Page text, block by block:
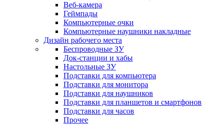
Веб-камера
Геймпады
Компьютерные очки
Компьютерные наушники накладные
Дизайн рабочего места
Беспроводные ЗУ
Док-станции и хабы
Настольные ЗУ
Подставки для компьютера
Подставки для монитора
Подставки для наушников
Подставки для планшетов и смартфонов
Подставки для часов
Прочее